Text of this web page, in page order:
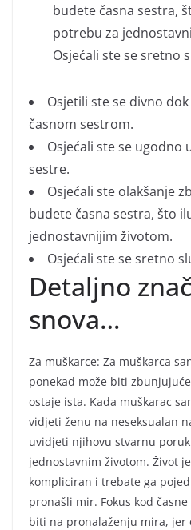
budete časna sestra,
potrebu za
Osjećali ste se sretno
Osjetili ste se divno
časnom sestrom.
Osjećali ste se ugodno
sestre.
Osjećali ste olakšanje
budete časna sestra, što
jednostavnijim životom.
Osjećali ste se sretno
Detaljno
snova…
Za muškarce: Za muškarca
ponekad može biti
ostaje ista. Kada muškarac
vidjeti ženu na neseksualan
uvidjeti njihovu stvarnu
jednostavnim životom. Život
kompliciran i trebate ga
pronašli mir. Fokus kod
biti na pronalaženju mira, jer